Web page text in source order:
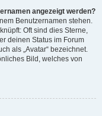
angezeigt werden?
Benutzernamen stehen.
Oft sind dies Sterne,
deinen Status im Forum
als „Avatar“ bezeichnet.
Bild, welches von